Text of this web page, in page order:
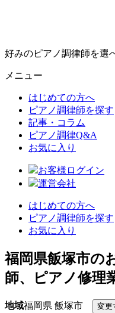
好みのピアノ調律師を選
メニュー
はじめての方へ
ピアノ調律師を探す
記事・コラム
ピアノ調律Q&A
お気に入り
お客様ログイン
運営会社
はじめての方へ
ピアノ調律師を探す
お気に入り
福岡県飯塚市の
師、ピアノ修理
地域福岡県 飯塚市